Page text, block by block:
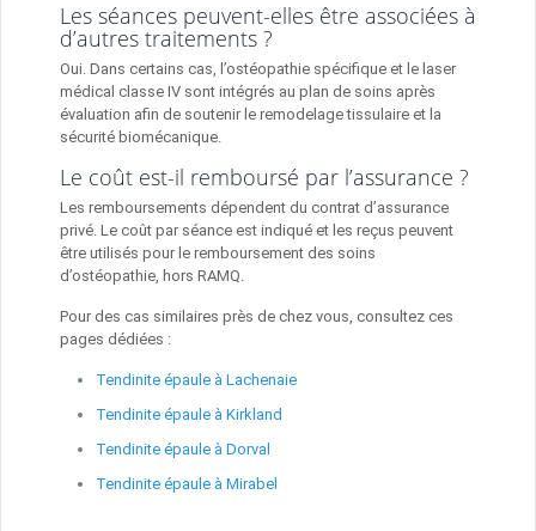
Les séances peuvent-elles être associées à
d’autres traitements ?
Oui. Dans certains cas, l’ostéopathie spécifique et le laser
médical classe IV sont intégrés au plan de soins après
évaluation afin de soutenir le remodelage tissulaire et la
sécurité biomécanique.
Le coût est-il remboursé par l’assurance ?
Les remboursements dépendent du contrat d’assurance
privé. Le coût par séance est indiqué et les reçus peuvent
être utilisés pour le remboursement des soins
d’ostéopathie, hors RAMQ.
Pour des cas similaires près de chez vous, consultez ces
pages dédiées :
Tendinite épaule à Lachenaie
Tendinite épaule à Kirkland
Tendinite épaule à Dorval
Tendinite épaule à Mirabel